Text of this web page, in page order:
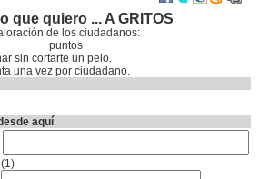
que quiero ... A GRITOS
de los ciudadanos:
puntos
sin cortarte un pelo.
una vez por ciudadano.
aquí
(1)